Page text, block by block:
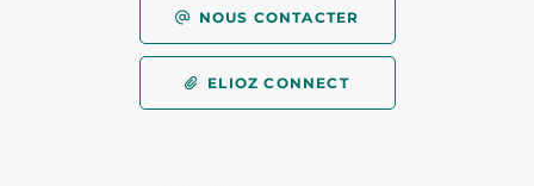
NOUS CONTACTER
ELIOZ CONNECT